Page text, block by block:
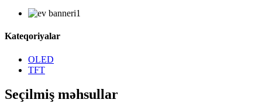
Kateqoriyalar
OLED
TFT
Seçilmiş məhsullar